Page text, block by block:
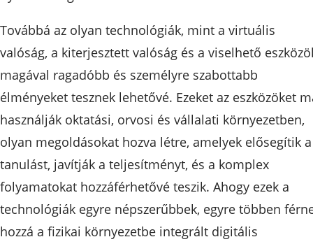
Továbbá az olyan technológiák, mint a virtuális
valóság, a kiterjesztett valóság és a viselhető
magával ragadóbb és személyre szabottabb
élményeket tesznek lehetővé. Ezeket az eszközöket
használják oktatási, orvosi és vállalati környezetben,
olyan megoldásokat hozva létre, amelyek elősegítik a
tanulást, javítják a teljesítményt, és a komplex
folyamatokat hozzáférhetővé teszik. Ahogy ezek a
technológiák egyre népszerűbbek, egyre többen
hozzá a fizikai környezetbe integrált digitális